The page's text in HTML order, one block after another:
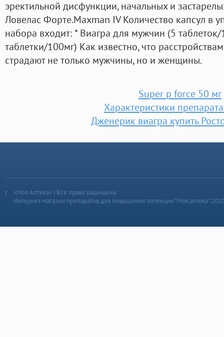
эректильной дисфункции, начальных и
Ловелас Форте.Maxman IV Количество капсул в
набора входит: * Виагра для мужчин (5
таблетки/100мг) Как известно, что
страдают не только мужчины, но и женщины.
Super p force 50 мг
Характеристики
Дженерик виагра купить
«Моя Аптека» | Все права защищены
Интернет-магазин препаратов для повышения потенции “Моя аптека”